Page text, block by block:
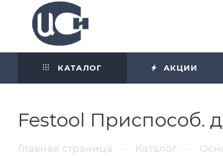
КАТАЛОГ АКЦИИ
Festool Приспособ.
Главная страница Каталог